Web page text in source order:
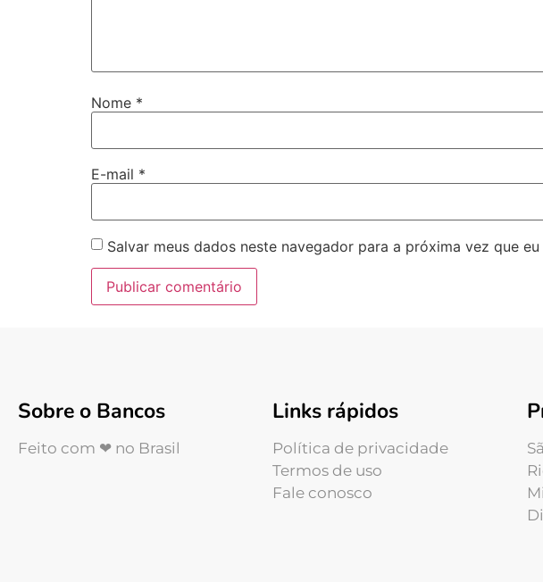
Nome *
E-mail *
Salvar meus dados neste navegador para a próxima vez que eu
Sobre o Bancos
Feito com ❤ no Brasil
Links rápidos
Política de privacidade
Termos de uso
Fale conosco